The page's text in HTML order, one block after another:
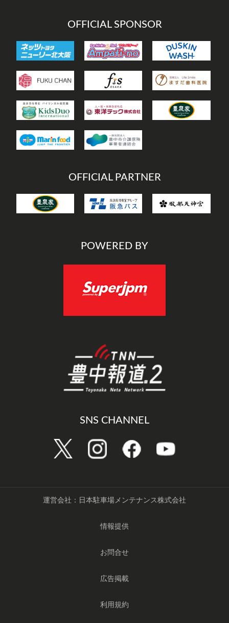
OFFICIAL SPONSOR
OFFICIAL PARTNER
POWERED BY
SNS CHANNEL
運営会社：日本駐車場メンテナンス株式会社
情報提供
お問合せ
広告掲載
利用規約